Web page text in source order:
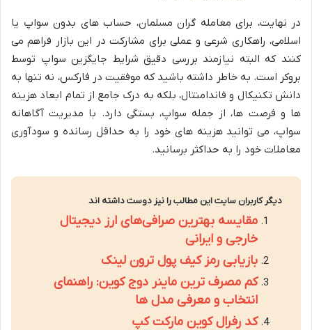
در نهایت، برای معامله گران مسلمان، حساب های بدون سواپ یا
اسلامی، راهکاری شرعی و عملی برای مشارکت در این بازار فراهم می
کنند که البته نیازمند بررسی دقیق شرایط جایگزین سواپ توسط
بروکر است. به خاطر داشته باشید که موفقیت در فارکس، نه تنها به
دانش تکنیکال و فاندامنتال، بلکه به درک جامع از تمام ابعاد هزینه
ها و فرصت ها، از جمله سواپ، بستگی دارد. با مدیریت آگاهانه
سواپ، می توانید هزینه های خود را به حداقل رسانده و سودآوری
معاملات خود را به حداکثر برسانید.
دیگر کاربران سایت این مطالب را نیز دوست داشته اند
مقایسه بهترین صرافی‌های ارز دیجیتال
خارجی و ایرانی
بازیابی رمز کیف پول ترون لینک
کم مصرف ترین ماینر دوج کوین: راهنمای
انتخاب و معرفی مدل ها
کد رفرال کوین مارکت کپ